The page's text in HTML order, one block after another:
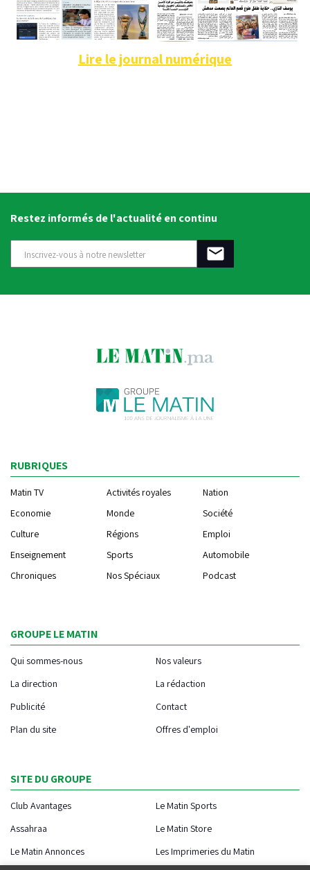
Lire le journal numérique
Restez informés de l'actualité en continu
RUBRIQUES
Matin TV Activités royales
Nation
Economie
Monde
Société
Culture
Régions
Emploi
Enseignement
Sports
Automobile
Chroniques
Nos Spéciaux Podcast
GROUPE LE MATIN
Qui sommes-nous
Nos valeurs
La direction
La rédaction
Publicité
Contact
Plan du site
Offres d'emploi
SITE DU GROUPE
Club Avantages
Le Matin Sports
Assahraa
Le Matin Store
Le Matin Annonces
Les Imprimeries du Matin